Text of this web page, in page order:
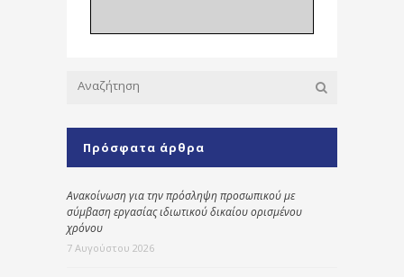
Πρόσφατα άρθρα
Ανακοίνωση για την πρόσληψη προσωπικού με
σύμβαση εργασίας ιδιωτικού δικαίου ορισμένου
χρόνου
7 Αυγούστου 2026